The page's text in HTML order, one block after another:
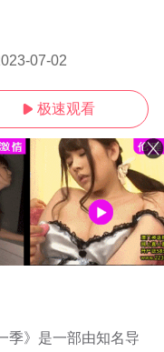
07-02
 极速观看
季》是一部由知名导